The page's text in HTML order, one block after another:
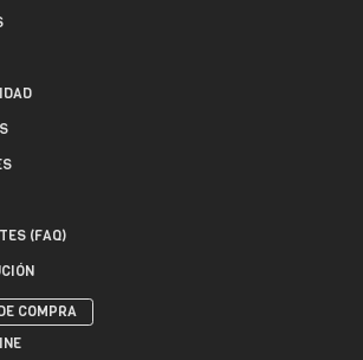
(FAQ)
COMPRA